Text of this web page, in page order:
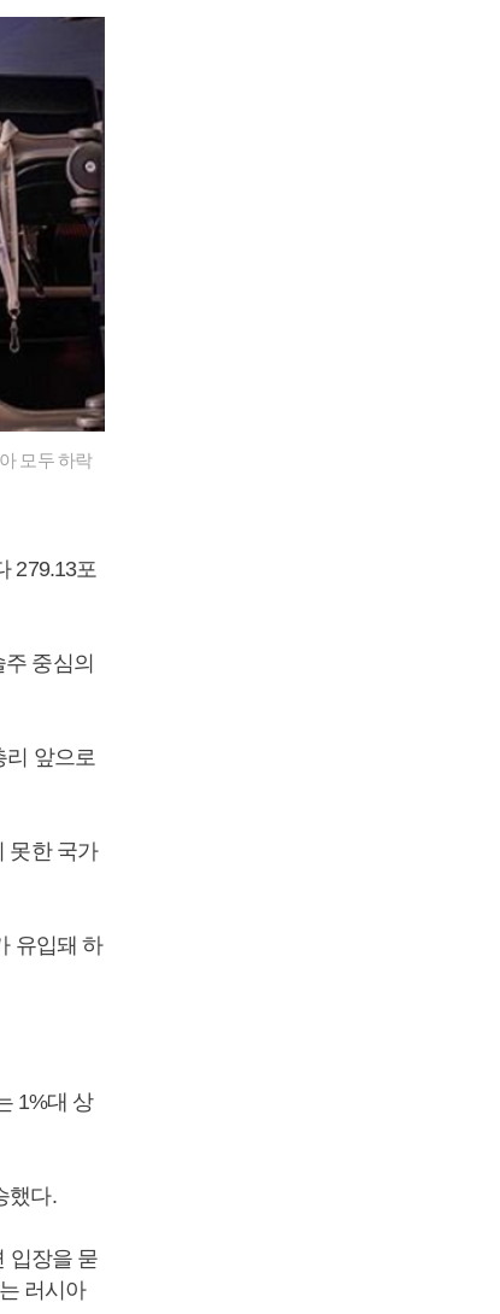
모두 하락
279.13포
중심의
리 앞으로
못한 국가
유입돼 하
1%대 상
했다.
입장을 묻
러시아